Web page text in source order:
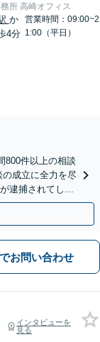
所 高崎オフィス
か
4分
営業時間：09:00~2
1:00（平日）
800件以上の相談
成立に全力を尽
逮捕されてしま
お問い合わせ
インタビューを
見る